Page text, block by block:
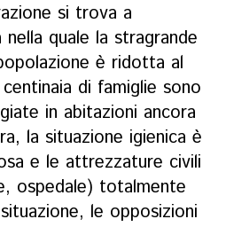
si trova a
quale la stragrande
è ridotta al
di famiglie sono
in abitazioni ancora
la situazione igienica è
e le attrezzature civili
ospedale) totalmente
le opposizioni